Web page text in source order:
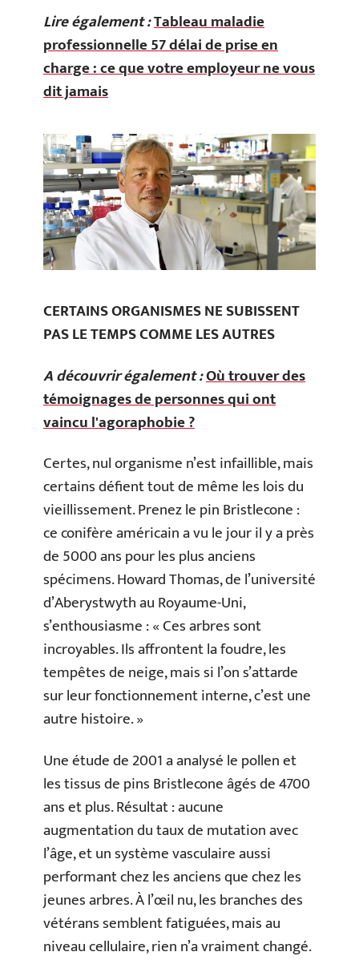
Lire également :Tableau maladie
professionnelle 57 délai de prise en
charge : ce que votre employeur ne vous
dit jamais
CERTAINS ORGANISMES NE SUBISSENT
PAS LE TEMPS COMME LES AUTRES
A découvrir également :Où trouver des
témoignages de personnes qui ont
vaincu l'agoraphobie ?
Certes, nul organisme n’est infaillible, mais
certains défient tout de même les lois du
vieillissement. Prenez le pin Bristlecone :
ce conifère américain a vu le jour il y a près
de 5000 ans pour les plus anciens
spécimens. Howard Thomas, de l’université
d’Aberystwyth au Royaume-Uni,
s’enthousiasme : « Ces arbres sont
incroyables. Ils affrontent la foudre, les
tempêtes de neige, mais si l’on s’attarde
sur leur fonctionnement interne, c’est une
autre histoire. »
Une étude de 2001 a analysé le pollen et
les tissus de pins Bristlecone âgés de 4700
ans et plus. Résultat : aucune
augmentation du taux de mutation avec
l’âge, et un système vasculaire aussi
performant chez les anciens que chez les
jeunes arbres. À l’œil nu, les branches des
vétérans semblent fatiguées, mais au
niveau cellulaire, rien n’a vraiment changé.